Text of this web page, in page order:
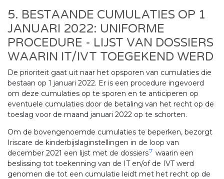
5. BESTAANDE CUMULATIES OP 1
JANUARI 2022: UNIFORME
PROCEDURE - LIJST VAN DOSSIERS
WAARIN IT/IVT TOEGEKEND WERD
De prioriteit gaat uit naar het opsporen van cumulaties die
bestaan op 1 januari 2022. Er is een procedure ingevoerd
om deze cumulaties op te sporen en te anticiperen op
eventuele cumulaties door de betaling van het recht op de
toeslag voor de maand januari 2022 op te schorten.
Om de bovengenoemde cumulaties te beperken, bezorgt
Iriscare de kinderbijslaginstellingen in de loop van
december 2021 een lijst met de dossiers7 waarin een
beslissing tot toekenning van de IT en/of de IVT werd
genomen die tot een cumulatie leidt met het recht op de